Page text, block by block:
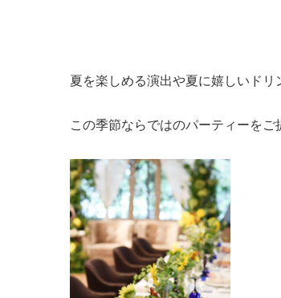
夏を楽しめる演出や夏に嬉しいドリ
この季節ならではのパーティーをご